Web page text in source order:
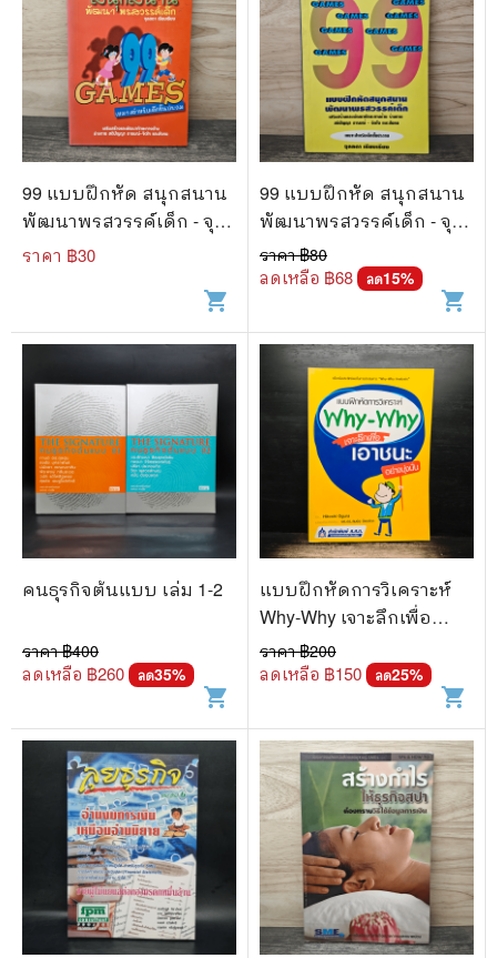
99 แบบฝึกหัด สนุกสนาน
พัฒนาพรสวรรค์เด็ก - จุล
ลดา
ราคา ฿30
shopping_cart
99 แบบฝึกหัด สนุกสนาน
พัฒนาพรสวรรค์เด็ก - จุล
ลดา
ราคา ฿80
ลดเหลือ ฿68 ลด15%
shopping_cart
คนธุรกิจต้นแบบ เล่ม 1-2
ราคา ฿400
ลดเหลือ ฿260 ลด35%
shopping_cart
แบบฝึกหัดการวิเคราะห์
Why-Why เจาะลึกเพื่อ
เอาชนะอย่างมุ่งมั่น
ราคา ฿200
ลดเหลือ ฿150 ลด25%
shopping_cart